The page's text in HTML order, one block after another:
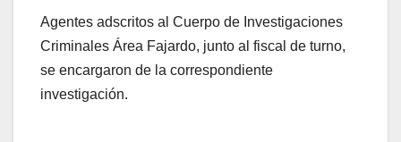
Agentes adscritos al Cuerpo de Investigaciones
Criminales Área Fajardo, junto al fiscal de turno,
se encargaron de la correspondiente
investigación.